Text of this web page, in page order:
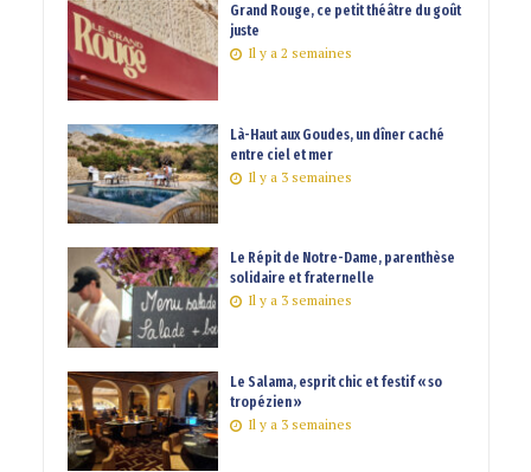
Grand Rouge, ce petit théâtre du goût
juste
Il y a 2 semaines
Là-Haut aux Goudes, un dîner caché
entre ciel et mer
Il y a 3 semaines
Le Répit de Notre-Dame, parenthèse
solidaire et fraternelle
Il y a 3 semaines
Le Salama, esprit chic et festif « so
tropézien »
Il y a 3 semaines